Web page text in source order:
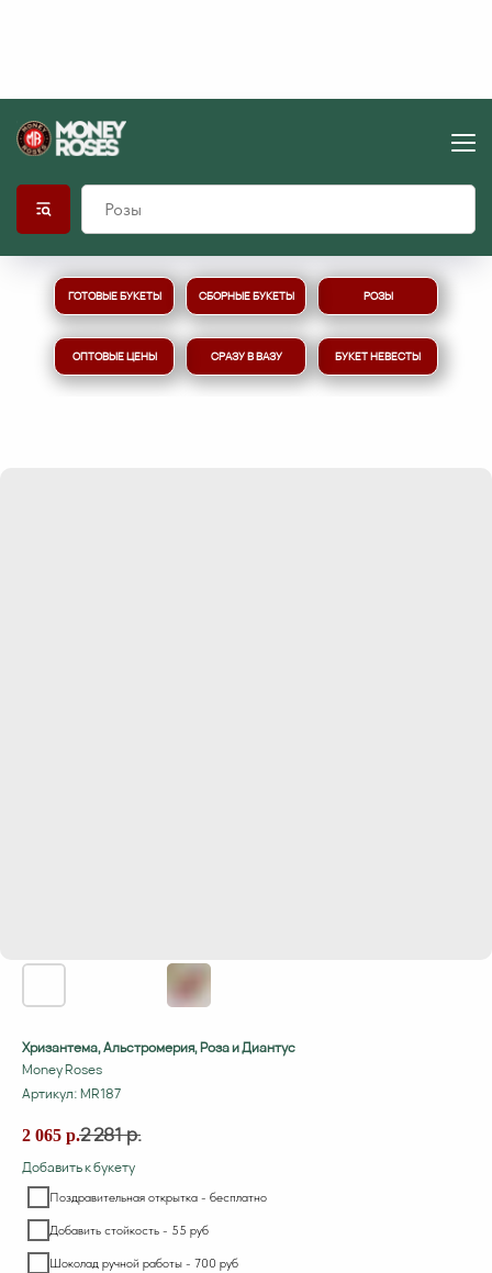
РОЗЫ
БУКЕТ НЕВЕСТЫ
ГОТОВЫЕ БУКЕТЫ СБОРНЫЕ БУКЕТЫ
СРАЗУ В ВАЗУ
ОПТОВЫЕ ЦЕНЫ
Хризантема, Альстромерия, Роза и Диантус
Money Roses
Артикул:MR187
2 065 р.2 281р.
Добавить к букету
Поздравительная открытка - бесплатно
Добавить стойкость - 55 руб
Шоколад ручной работы - 700 руб